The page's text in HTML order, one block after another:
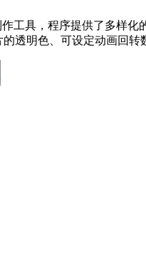
工具，程序提供了多样
透明色、可设定动画回转